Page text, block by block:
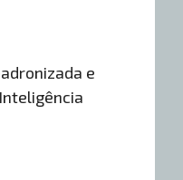
e